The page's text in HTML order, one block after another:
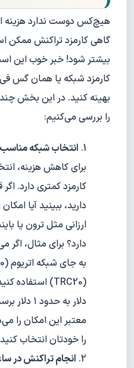
هیچ‌کس دوست ندارد هزینه
گاهی کارمزد تراکنش ممکن
بیشتر شود! خبر خوب این
کارمزد شبکه یا همان گس
بهینه کنید. در این بخش
را بررسی می‌کنیم:
انتخاب شبکه مناسب
برای کاهش هزینه،
کارمزد کمتری دارد.
دارید، ببینید آیا
ارزانی مثل ترون یا
دارد؟ برای مثال، اگر
دلار به
معتبر این امکان را
را خودتان انتخاب
انجام تراکنش در